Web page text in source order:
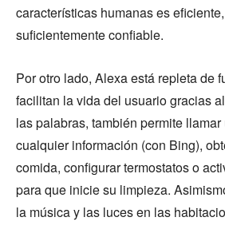
características humanas es
suficientemente confiable.
Por otro lado, Alexa está repleta de
facilitan la vida del usuario gracias
las palabras, también permite
cualquier información (con Bing),
comida, configurar termostatos o
para que inicie su limpieza.
la música y las luces en las